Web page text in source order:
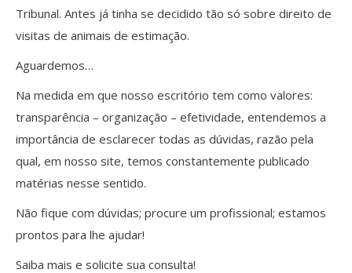
Tribunal. Antes já tinha se decidido tão só sobre direito de
visitas de animais de estimação.
Aguardemos…
Na medida em que nosso escritório tem como valores:
transparência – organização – efetividade, entendemos a
importância de esclarecer todas as dúvidas, razão pela
qual, em nosso site, temos constantemente publicado
matérias nesse sentido.
Não fique com dúvidas; procure um profissional; estamos
prontos para lhe ajudar!
Saiba mais e solicite sua consulta!